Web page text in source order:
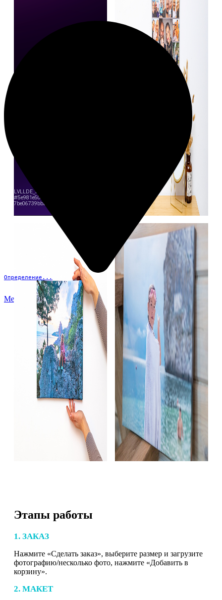
Определение...
Меню
Этапы работы
1. ЗАКАЗ
Нажмите «Сделать заказ», выберите размер и загрузите
фотографию/несколько фото, нажмите «Добавить в
корзину».
2. МАКЕТ